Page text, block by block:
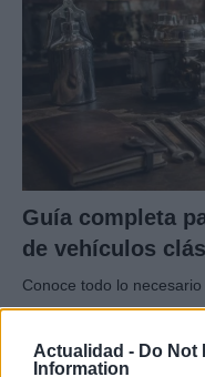
Actualidad - Do Not
Information
Guía completa
de vehículos
Conoce todo lo
AUTOMOVIL